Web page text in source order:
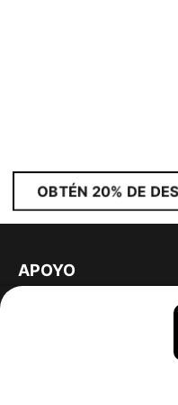
OBTÉN 20% DE
APOYO